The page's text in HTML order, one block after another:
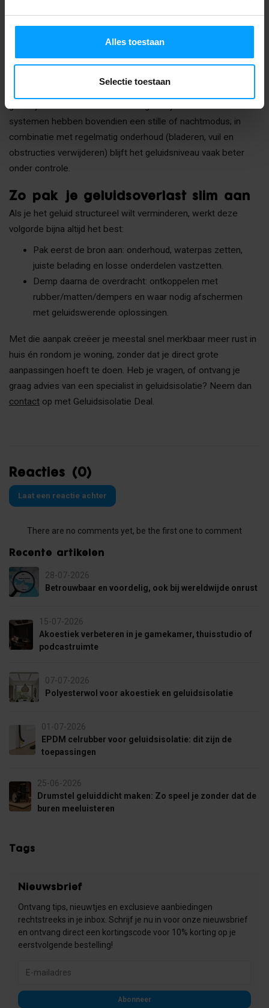
Alles toestaan
Selectie toestaan
degelijk frame vanwarmtepomp geluidsisolatieverminderen
Een geluidswerend scherm of een speciaal ontworpen
gaat hij harder werken en kan het geluid juist toenemen. Veel
systemen hebben bovendien een stille of nachtmodus; in
combinatie met regelmatig onderhoud (bladeren, vuil en
obstructies verwijderen) blijft het geluidsniveau vaak beter
onder controle.
Zo pak je geluidsoverlast slim aan
Als je het geluid structureel wilt verminderen, werkt deze
volgorde bijna altijd het best:
Pak eerst de bron aan: onderhoud, waterpas zetten,
juiste belading en losse onderdelen vastzetten.
Demp daarna de overdracht: ontkoppelen met
rubber/matten/dempers en waar nodig afschermen
met geluidswerende oplossingen.
Met die aanpak creëer je meestal snel merkbaar meer rust in
huis én rondom je woning, zonder dat je direct grote
aanpassingen hoeft te doen. Heb je vragen, of ontvang je
graag advies van een specialist in geluidsisolatie? Neem dan
contact op met Geluidsisolatie Deal.
Reacties (0)
Laat een reactie achter
There are no comments yet, be the first one to comment
Recente artikelen
28-07-2026
Betrouwbaar en voordelig, ook bij wereldwijde onrust
15-07-2026
Akoestiek verbeteren in je gamekamer, thuisstudio of
podcastruimte
07-07-2026
Polyesterwol voor akoestiek en geluidsisolatie
01-07-2026
EPDM celrubber voor geluidsisolatie: dit zijn de
toepassingen
25-06-2026
Drumstel geluiddicht maken: Zo speel je zonder dat de
buren meeluisteren
Tags
Nieuwsbrief
Ontvang tips, nieuwtjes en exclusieve aanbiedingen
rechtstreeks in je inbox. Schrijf je nu in voor onze nieuwsbrief
en ontvang direct een kortingscode voor 10% korting op je
eerstvolgende bestelling!
Abonneer